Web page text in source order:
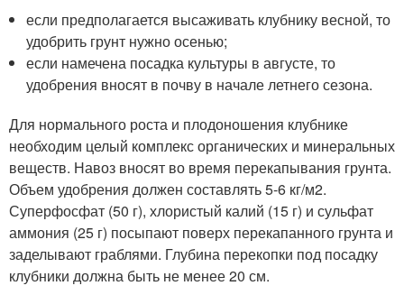
если предполагается высаживать клубнику весной, то
удобрить грунт нужно осенью;
если намечена посадка культуры в августе, то
удобрения вносят в почву в начале летнего сезона.
Для нормального роста и плодоношения клубнике
необходим целый комплекс органических и минеральных
веществ. Навоз вносят во время перекапывания грунта.
Объем удобрения должен составлять 5-6 кг/м2.
Суперфосфат (50 г), хлористый калий (15 г) и сульфат
аммония (25 г) посыпают поверх перекапанного грунта и
заделывают граблями. Глубина перекопки под посадку
клубники должна быть не менее 20 см.